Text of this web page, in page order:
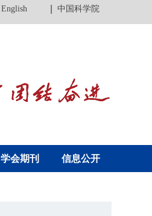
English 中国科学院
学会期刊 信息公开